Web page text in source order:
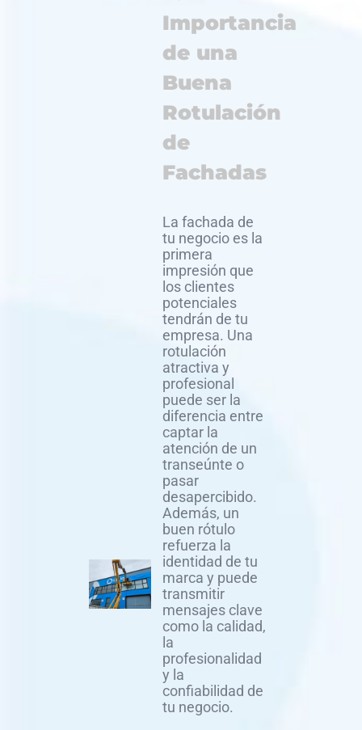
Importancia
de una
Buena
Rotulación
de
Fachadas
La fachada de
tu negocio es la
primera
impresión que
los clientes
potenciales
tendrán de tu
empresa. Una
rotulación
atractiva y
profesional
puede ser la
diferencia entre
captar la
atención de un
transeúnte o
pasar
desapercibido.
Además, un
buen rótulo
refuerza la
identidad de tu
marca y puede
transmitir
mensajes clave
como la calidad,
la
profesionalidad
y la
confiabilidad de
tu negocio.